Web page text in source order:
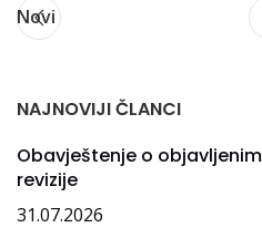
Novi
NAJNOVIJI ČLANCI
Obavještenje o
revizije
31.07.2026